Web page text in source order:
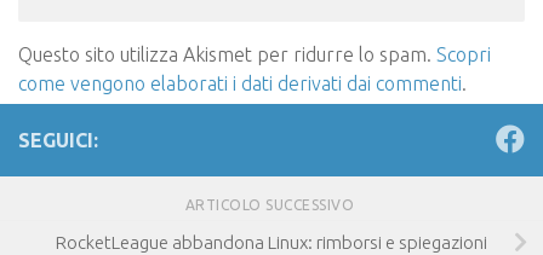
Questo sito utilizza Akismet per ridurre lo spam. Scopri
come vengono elaborati i dati derivati dai commenti.
SEGUICI:
ARTICOLO SUCCESSIVO
RocketLeague abbandona Linux: rimborsi e spiegazioni